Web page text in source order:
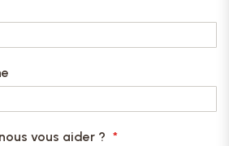
vous aider ?